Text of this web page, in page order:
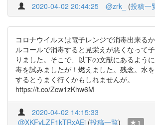
2020-04-02 20:44:25 @zrk_ (投稿一
コロナウイルスは電子レンジで消毒出来る
ルコールで消毒すると見栄えが悪くなって
りました。そこで、以下の文献にあるよう
毒を試みましたが！燃えました。残念。水
するとうまく行くかもしれませんが。
https://t.co/Zcw1zKhw6M
2020-04-02 14:15:33
@XKFvLZF1kTRxAEj (投稿一覧) 1